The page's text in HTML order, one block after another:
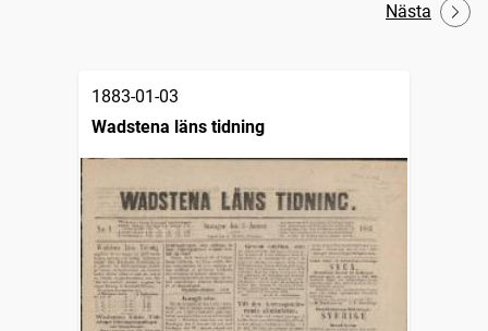
Nästa
1883-01-03
Wadstena läns tidning